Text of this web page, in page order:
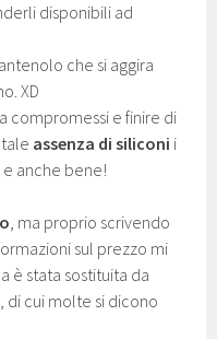
disponibili ad
che si aggira
XD
compromessi e finire di
assenza di siliconi i
anche bene!
, ma proprio scrivendo
sul prezzo mi
è stata sostituita da
, di cui molte si dicono